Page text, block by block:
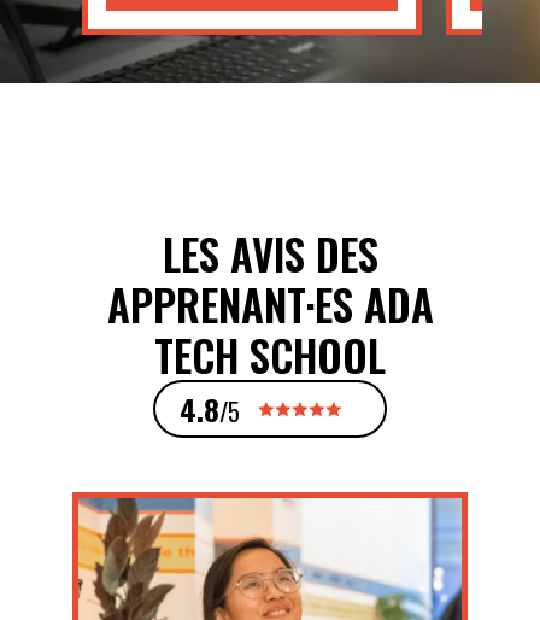
LES AVIS DES
APPRENANT·ES ADA
TECH SCHOOL
4.8/5